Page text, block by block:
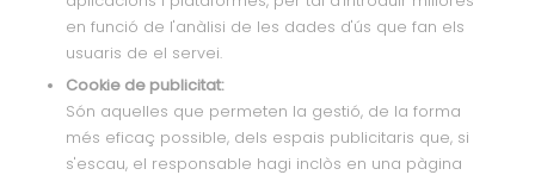
en funció de l'anàlisi de les dades d'ús que fan els
usuaris de el servei.
Cookie de publicitat:
Són aquelles que permeten la gestió, de la forma
més eficaç possible, dels espais publicitaris que, si
s'escau, el responsable hagi inclòs en una pàgina